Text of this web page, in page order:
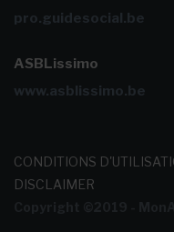
pro.guidesocial.be
ASBLissimo
www.asblissimo.be
CONDITIONS
DISCLAIMER